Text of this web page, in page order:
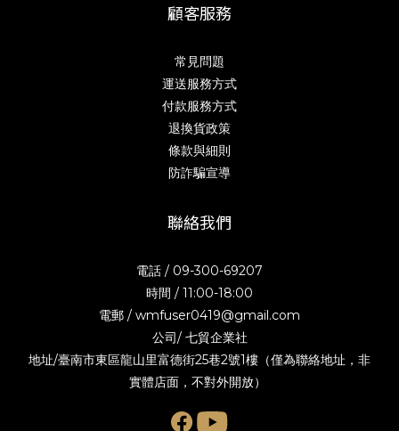
顧客服務
常見問題
運送服務方式
付款服務方式
退換貨政策
條款與細則
防詐騙宣導
聯絡我們
電話 / 09-300-69207
時間 / 11:00-18:00
電郵 / wmfuser0419@gmail.com
公司/ 七貿企業社
地址/臺南市東區龍山里富德街25巷2號1樓（僅為聯絡地址，非
實體店面，不對外開放）